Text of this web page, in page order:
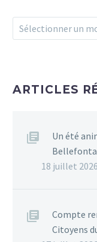
Archives
Sélectionner un
ARTICLES
Un été
18 juillet 2026
Compte
Citoyens